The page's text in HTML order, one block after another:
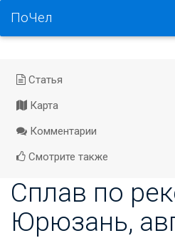
ПоЧел
Статья
Карта
Комментарии
Смотрите также
Сплав по
Юрюзань,